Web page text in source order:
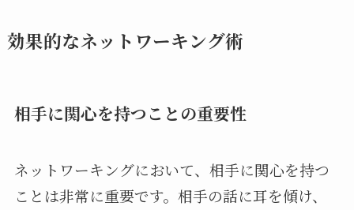
効果的なネットワーキング術
相手に関心を持つことの重要性
ネットワーキングにおいて、相手に関心を持つ
ことは非常に重要です。相手の話に耳を傾け、